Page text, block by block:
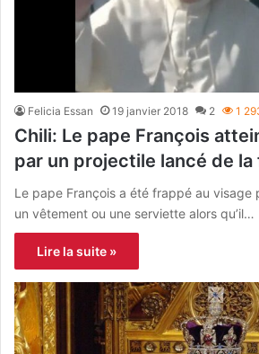
Felicia Essan 19 janvier 2018 2 1
Chili: Le pape François
par un projectile lancé de la
Le pape François a été frappé au visage
un vêtement ou une serviette alors qu’il…
Lire la suite »